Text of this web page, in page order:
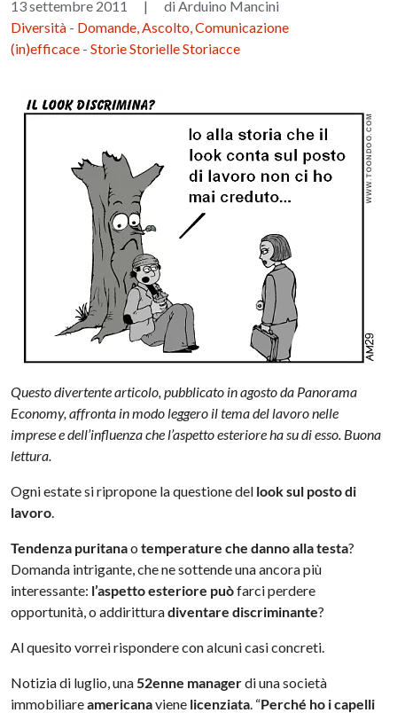
13 settembre 2011 |
di Arduino Mancini
Diversità - Domande, Ascolto, Comunicazione
(in)efficace -Storie Storielle Storiacce
Questo divertente articolo, pubblicato in agosto da Panorama
Economy, affronta in modo leggero il tema del lavoro nelle
imprese e dell’influenza che l’aspetto esteriore ha su di esso. Buona
lettura.
Ogni estate si ripropone la questione del look sul posto di
lavoro.
Tendenza puritanaotemperature che danno alla testa?
Domanda intrigante, che ne sottende una ancora più
interessante: l’aspetto esteriore puòfarci perdere
opportunità, o addiritturadiventare discriminante?
Al quesito vorrei rispondere con alcuni casi concreti.
Notizia di luglio, una52enne managerdi una società
immobiliareamericanaviene licenziata. “Perché ho i capelli